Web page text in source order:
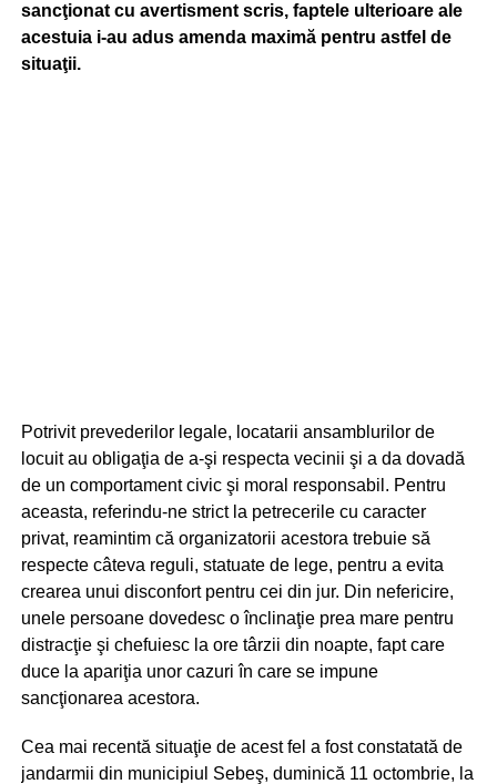
sancţionat cu avertisment scris, faptele ulterioare ale
acestuia i-au adus amenda maximă pentru astfel de
situaţii.
Potrivit prevederilor legale, locatarii ansamblurilor de
locuit au obligaţia de a-şi respecta vecinii şi a da dovadă
de un comportament civic şi moral responsabil. Pentru
aceasta, referindu-ne strict la petrecerile cu caracter
privat, reamintim că organizatorii acestora trebuie să
respecte câteva reguli, statuate de lege, pentru a evita
crearea unui disconfort pentru cei din jur. Din nefericire,
unele persoane dovedesc o înclinaţie prea mare pentru
distracţie şi chefuiesc la ore târzii din noapte, fapt care
duce la apariţia unor cazuri în care se impune
sancţionarea acestora.
Cea mai recentă situaţie de acest fel a fost constatată de
jandarmii din municipiul Sebeş, duminică 11 octombrie, la